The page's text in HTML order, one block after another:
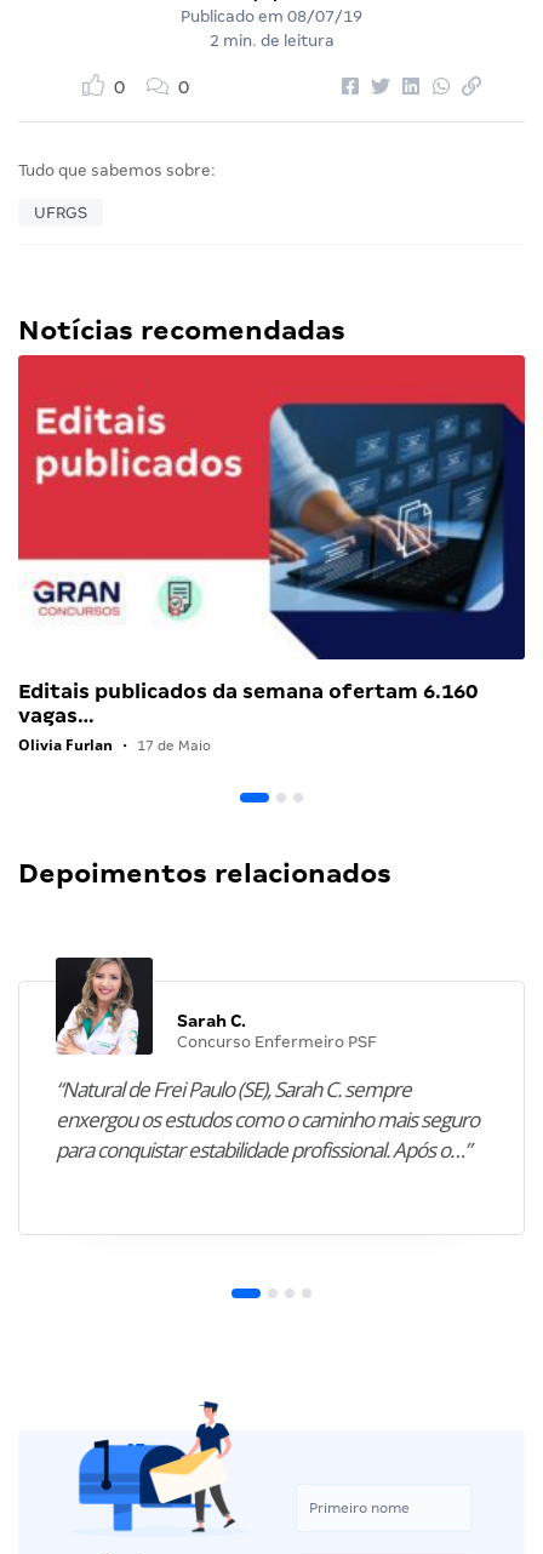
Publicado em 08/07/19
2 min. de leitura
0 0
Tudo que sabemos sobre:
UFRGS
Notícias recomendadas
Editais publicados da semana ofertam 6.160
vagas…
Olivia Furlan • 17 de Maio
Depoimentos relacionados
Sarah C.
Concurso Enfermeiro PSF
“Natural de Frei Paulo (SE), Sarah C. sempre
enxergou os estudos como o caminho mais seguro
para conquistar estabilidade profissional. Após o…”